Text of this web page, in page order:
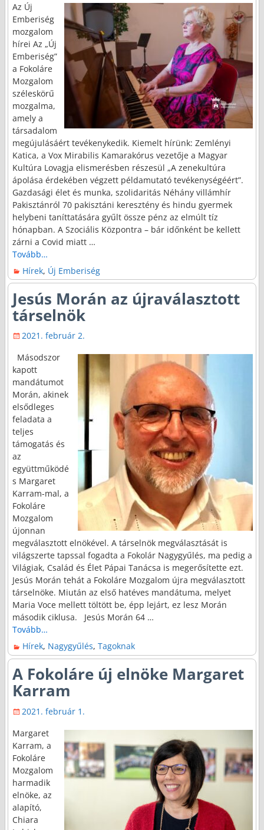
Az Új
Emberiség
mozgalom
hírei Az „Új
Emberiség”
a Fokoláre
Mozgalom
széleskörű
mozgalma,
amely a
társadalom
megújulásáért tevékenykedik. Kiemelt hírünk: Zemlényi
Katica, a Vox Mirabilis Kamarakórus vezetője a Magyar
Kultúra Lovagja elismerésben részesül „A zenekultúra
ápolása érdekében végzett példamutató tevékenységéért”.
Gazdasági élet és munka, szolidaritás Néhány villámhír
Pakisztánról 70 pakisztáni keresztény és hindu gyermek
helybeni taníttatására gyűlt össze pénz az elmúlt tíz
hónapban. A Szociális Központra – bár időnként be kellett
zárni a Covid miatt …
Tovább…
Hírek, Új Emberiség
Jesús Morán az újraválasztott
társelnök
2021. február 2.
Másodszor
kapott
mandátumot
Morán, akinek
elsődleges
feladata a
teljes
támogatás és
az
együttműködé
s Margaret
Karram-mal, a
Fokoláre
Mozgalom
újonnan
megválasztott elnökével. A társelnök megválasztását is
világszerte tapssal fogadta a Fokolár Nagygyűlés, ma pedig a
Világiak, Család és Élet Pápai Tanácsa is megerősítette ezt.
Jesús Morán tehát a Fokoláre Mozgalom újra megválasztott
társelnöke. Miután az első hatéves mandátuma, melyet
Maria Voce mellett töltött be, épp lejárt, ez lesz Morán
második ciklusa. Jesús Morán 64 …
Tovább…
Hírek, Nagygyűlés,Tagoknak
A Fokoláre új elnöke Margaret
Karram
2021. február 1.
Margaret
Karram, a
Fokoláre
Mozgalom
harmadik
elnöke, az
alapító,
Chiara